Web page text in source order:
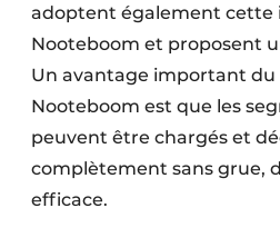
adoptent également cette
Nooteboom et proposent
Un avantage important du
Nooteboom est que les
peuvent être chargés et
complètement sans grue,
efficace.